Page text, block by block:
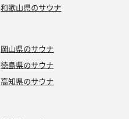
和歌山県のサウナ
岡山県のサウナ
徳島県のサウナ
高知県のサウナ